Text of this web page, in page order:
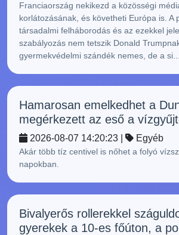
Franciaország nekikezd a közösségi
korlátozásának, és követheti Európa is. A
társadalmi felháborodás és az ezekkel
szabályozás nem tetszik Donald
gyermekvédelmi szándék nemes, de a si...
Hamarosan emelkedhet a
megérkezett az eső a
2026-08-07 14:20:23 | Egyéb
Akár több tíz centivel is nőhet a folyó
napokban.
Bivalyerős rollerekkel
gyerekek a 10-es főúton, a